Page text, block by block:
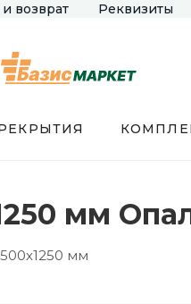
возврат Реквизиты
мм
мм